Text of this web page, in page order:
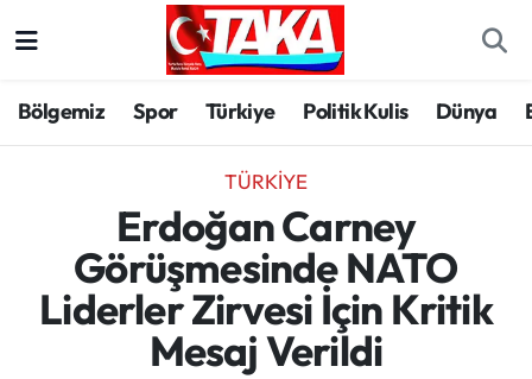
Bölgemiz Spor Türkiye Politik Kulis Dünya
TÜRKIYE
Erdoğan Carney
Görüşmesinde NATO
Liderler Zirvesi İçin Kritik
Mesaj Verildi
Spor
Türkiye
Kültür/Sanat
Politika
Trabzon Hava Durumu
Trabzon Trafik Yoğunluk Haritası
Süper Lig Puan Durumu ve Fikstür
Tüm Manşetler